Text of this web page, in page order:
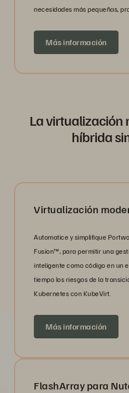
necesidades más pequeñas,
Más información
La virtualización
híbrida
Virtualización
Automatice y simplifique
Fusion™, para permitir una
inteligente como código en un
tiempo los riesgos de la
Kubernetes con KubeVirt.
Más información
FlashArray para